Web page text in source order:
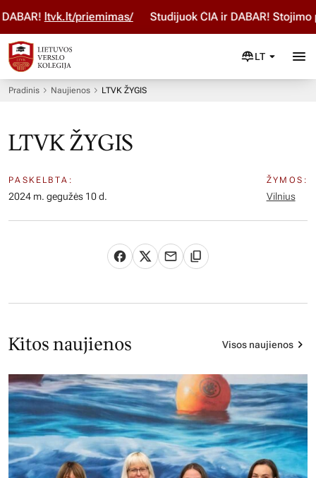
ltvk.lt/priemimas/ Studijuok ČIA ir DABAR! Stojimo
LT
Pradinis Naujienos LTVK ŽYGIS
LTVK ŽYGIS
PASKELBTA:
2024 m. gegužės 10 d.
ŽYMOS:
Vilnius
Kitos naujienos Visos naujienos